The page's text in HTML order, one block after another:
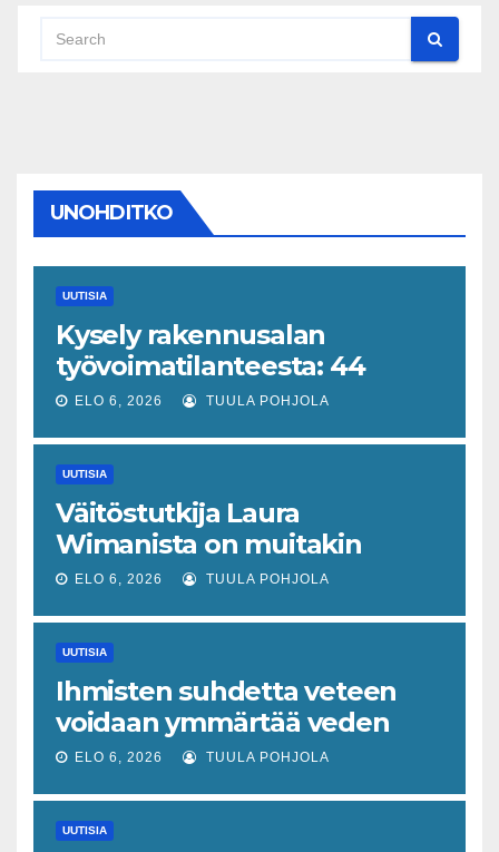
UNOHDITKO
UUTISIA
Kysely rakennusalan
työvoimatilanteesta: 44
prosenttia on havainnut
ELO 6, 2026 TUULA POHJOLA
UUTISIA
Väitöstutkija Laura
Wimanista on muitakin
keinoja pelastaa hyvin­
ELO 6, 2026 TUULA POHJOLA
UUTISIA
Ihmisten suhdetta veteen
voidaan ymmärtää veden
tajun käsitteen kautta
ELO 6, 2026 TUULA POHJOLA
UUTISIA